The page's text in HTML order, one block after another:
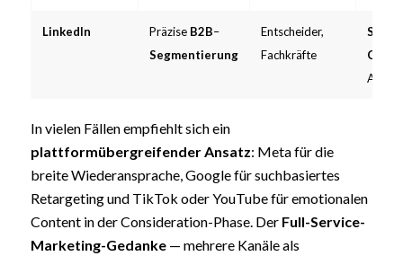
LinkedIn Präzise B2B–
Segmentierung
Entscheider,
Fachkräfte
Ads
In vielen Fällen empfiehlt sich ein
plattformübergreifender Ansatz: Meta für die
breite Wiederansprache, Google für suchbasiertes
Retargeting und TikTok oder YouTube für emotionalen
Content in der Consideration-Phase. Der Full-Service-
Marketing-Gedanke— mehrere Kanäle als